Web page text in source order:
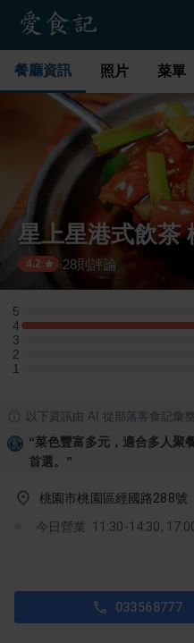
餐廳資訊 照片 菜單
星上星港式飲茶
4.2 ·28則評論
5
5 星：0 則評論
4
4 星：2 則評論
3
3 星：0 則評論
2
2 星：0 則評論
1
1 星：0 則評論
以下資訊由 AI 從部落客食記彙
“菜色豐富多元，適合多人聚
首選。 ”
桃園市桃園區經國路288號
今日營業: 11:30-14:30,
033568777